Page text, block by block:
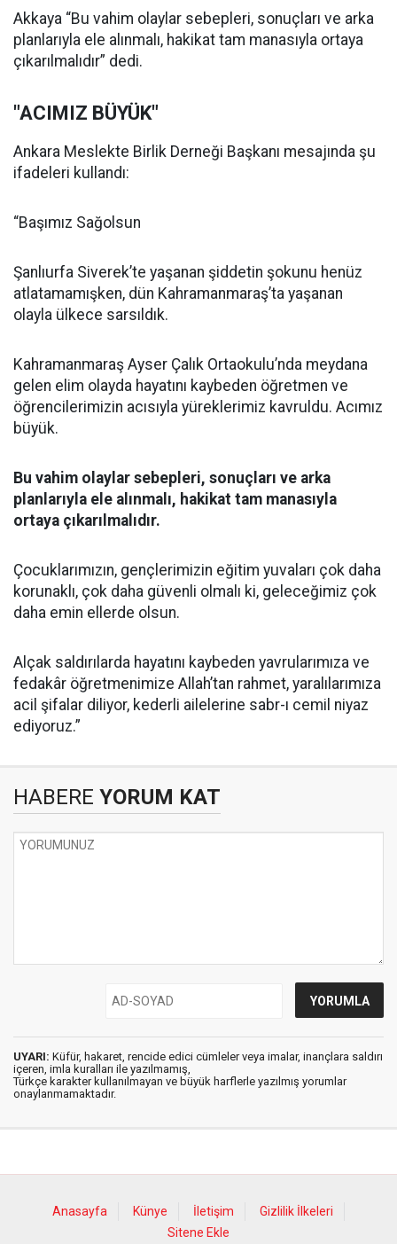
Akkaya “Bu vahim olaylar sebepleri, sonuçları ve arka
planlarıyla ele alınmalı, hakikat tam manasıyla ortaya
çıkarılmalıdır” dedi.
"ACIMIZ BÜYÜK"
Ankara Meslekte Birlik Derneği Başkanı mesajında şu
ifadeleri kullandı:
“Başımız Sağolsun
Şanlıurfa Siverek’te yaşanan şiddetin şokunu henüz
atlatamamışken, dün Kahramanmaraş’ta yaşanan
olayla ülkece sarsıldık.
Kahramanmaraş Ayser Çalık Ortaokulu’nda meydana
gelen elim olayda hayatını kaybeden öğretmen ve
öğrencilerimizin acısıyla yüreklerimiz kavruldu. Acımız
büyük.
Bu vahim olaylar sebepleri, sonuçları ve arka
planlarıyla ele alınmalı, hakikat tam manasıyla
ortaya çıkarılmalıdır.
Çocuklarımızın, gençlerimizin eğitim yuvaları çok daha
korunaklı, çok daha güvenli olmalı ki, geleceğimiz çok
daha emin ellerde olsun.
Alçak saldırılarda hayatını kaybeden yavrularımıza ve
fedakâr öğretmenimize Allah’tan rahmet, yaralılarımıza
acil şifalar diliyor, kederli ailelerine sabr-ı cemil niyaz
ediyoruz.”
HABERE YORUM KAT
UYARI: Küfür, hakaret, rencide edici cümleler veya imalar, inançlara saldırı
içeren, imla kuralları ile yazılmamış,
Türkçe karakter kullanılmayan ve büyük harflerle yazılmış yorumlar
onaylanmamaktadır.
Anasayfa Künye İletişim
Gizlilik İlkeleri
Sitene Ekle